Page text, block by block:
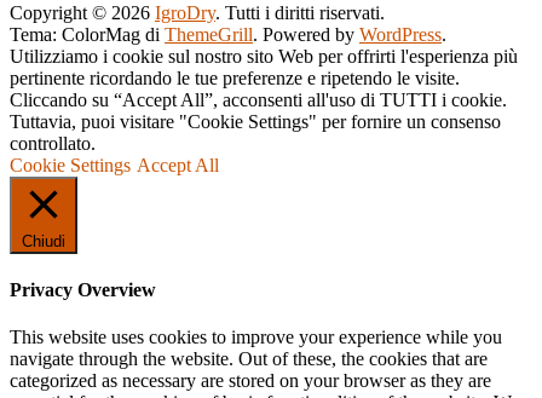
Copyright © 2026 IgroDry. Tutti i diritti riservati.
Tema: ColorMag di ThemeGrill. Powered by WordPress.
Utilizziamo i cookie sul nostro sito Web per offrirti l'esperienza più
pertinente ricordando le tue preferenze e ripetendo le visite.
Cliccando su “Accept All”, acconsenti all'uso di TUTTI i cookie.
Tuttavia, puoi visitare "Cookie Settings" per fornire un consenso
controllato.
Cookie Settings Accept All
Chiudi
Privacy Overview
This website uses cookies to improve your experience while you
navigate through the website. Out of these, the cookies that are
categorized as necessary are stored on your browser as they are